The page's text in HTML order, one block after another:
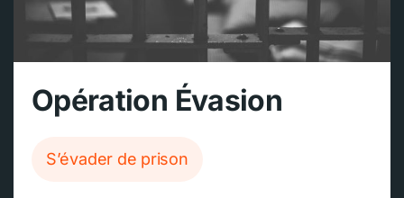
Opération Évasion
S’évader de prison